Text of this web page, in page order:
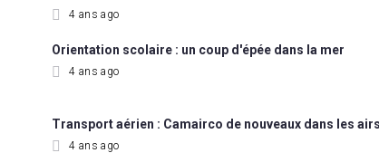
4 ans ago
Orientation scolaire : un coup d'épée dans la mer
4 ans ago
Transport aérien : Camairco de nouveaux dans les airs
4 ans ago